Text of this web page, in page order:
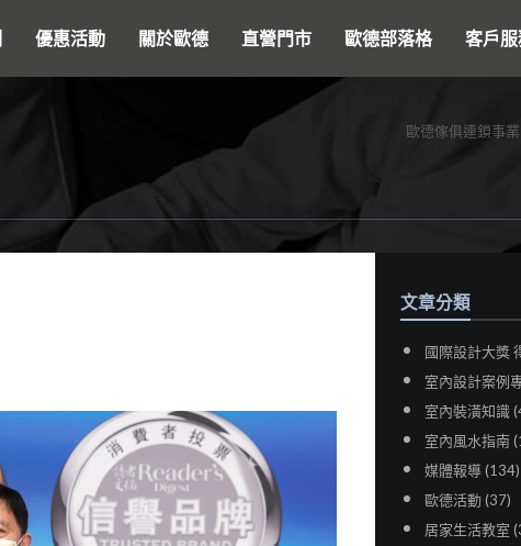
優惠活動 關於歐德 直營門市 歐德部落格 客戶
搜尋
歐德傢俱連鎖事業
文章分類
國際設計大獎
室內設計案例
室內裝潢知識
室內風水指南
媒體報導 (134)
歐德活動 (37)
居家生活教室